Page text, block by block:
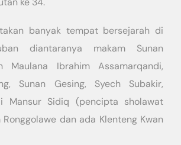
banyak tempat bersejarah di
diantaranya makam Sunan
Maulana Ibrahim Assamarqandi,
Sunan Gesing, Syech Subakir,
Mansur Sidiq (pencipta sholawat
dan ada Klenteng Kwan